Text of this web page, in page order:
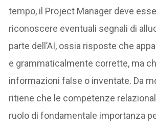
tempo, il Project Manager deve
riconoscere eventuali segnali di
parte dell’AI, ossia risposte che
e grammaticalmente corrette, ma
informazioni false o inventate. Da
ritiene che le competenze
ruolo di fondamentale importanza